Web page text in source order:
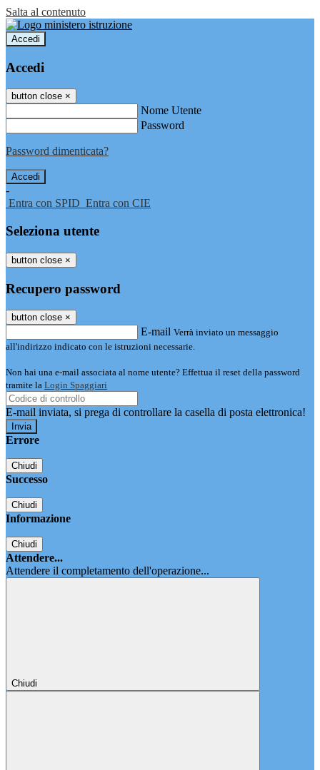
Salta al contenuto
Accedi
Accedi
button close ×
Nome Utente
Password
Password dimenticata?
-
Entra con SPID Entra con CIE
Seleziona utente
button close ×
Recupero password
button close ×
E-mail Verrà inviato un messaggio
all'indirizzo indicato con le istruzioni necessarie.
Non hai una e-mail associata al nome utente? Effettua il reset della password
tramite la Login Spaggiari
E-mail inviata, si prega di controllare la casella di posta elettronica!
Errore
Chiudi
Successo
Chiudi
Informazione
Chiudi
Attendere...
Attendere il completamento dell'operazione...
Chiudi